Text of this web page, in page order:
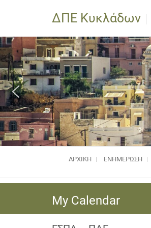
ΔΠΕ Κυκλάδων
ΑΡΧΙΚΗ ΕΝΗΜΈΡΩΣΗ
My Calendar